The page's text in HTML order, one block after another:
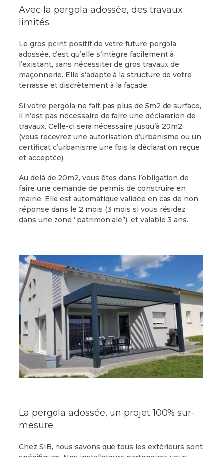
Avec la pergola adossée, des travaux
limités
Le gros point positif de votre future pergola
adossée, c’est qu’elle s’intègre facilement à
l’existant, sans nécessiter de gros travaux de
maçonnerie. Elle s’adapte à la structure de votre
terrasse et discrètement à la façade.
Si votre pergola ne fait pas plus de 5m2 de surface,
il n’est pas nécessaire de faire une déclaration de
travaux. Celle-ci sera nécessaire jusqu’à 20m2
(vous recevrez une autorisation d’urbanisme ou un
certificat d’urbanisme une fois la déclaration reçue
et acceptée).
Au delà de 20m2, vous êtes dans l’obligation de
faire une demande de permis de construire en
mairie. Elle est automatique validée en cas de non
réponse dans le 2 mois (3 mois si vous résidez
dans une zone “patrimoniale”), et valable 3 ans.
La pergola adossée, un projet 100% sur-
mesure
Chez SIB, nous savons que tous les extérieurs sont